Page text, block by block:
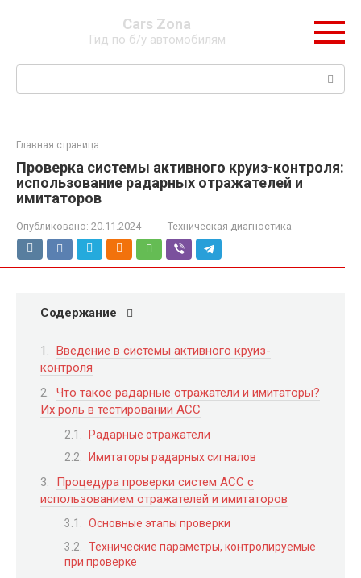
Cars Zona
Гид по б/у автомобилям
Поиск:
Главная страница
Проверка системы активного круиз-контроля:
использование радарных отражателей и
имитаторов
Опубликовано: 20.11.2024 Техническая диагностика
Содержание
Введение в системы активного круиз-
контроля
Что такое радарные отражатели и имитаторы?
Их роль в тестировании ACC
Радарные отражатели
Имитаторы радарных сигналов
Процедура проверки систем ACC с
использованием отражателей и имитаторов
Основные этапы проверки
Технические параметры, контролируемые
при проверке